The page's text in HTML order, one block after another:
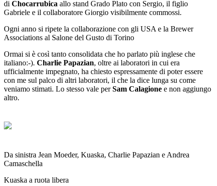
di Chocarrubica allo stand Grado Plato con Sergio, il figlio
Gabriele e il collaboratore Giorgio visibilmente commossi.
Ogni anno si ripete la collaborazione con gli USA e la Brewer
Associations al Salone del Gusto di Torino
Ormai si è così tanto consolidata che ho parlato più inglese che
italiano:-). Charlie Papazian, oltre ai laboratori in cui era
ufficialmente impegnato, ha chiesto espressamente di poter essere
con me sul palco di altri laboratori, il che la dice lunga su come
veniamo stimati. Lo stesso vale perSam Calagione e non aggiungo
altro.
Da sinistra Jean Moeder, Kuaska, Charlie Papazian e Andrea
Camaschella
Kuaska a ruota libera